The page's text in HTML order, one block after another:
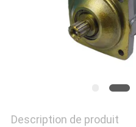
Description de produit